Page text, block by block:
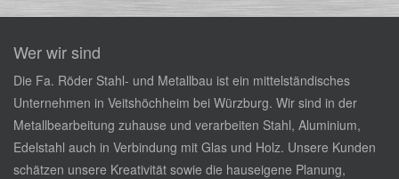
Wer wir sind
Die Fa. Röder Stahl- und Metallbau ist ein mittelständisches
Unternehmen in Veitshöchheim bei Würzburg. Wir sind in der
Metallbearbeitung zuhause und verarbeiten Stahl, Aluminium,
Edelstahl auch in Verbindung mit Glas und Holz. Unsere Kunden
schätzen unsere Kreativität sowie die hauseigene Planung,